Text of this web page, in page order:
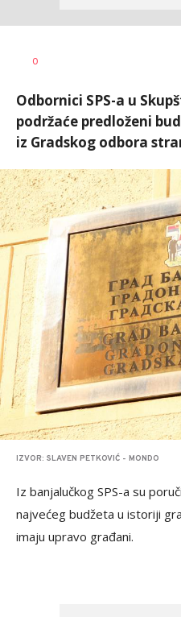
AUTOR
0
Odbornici SPS-a u
podržaće predloženi
iz Gradskog odbora
IZVOR: SLAVEN PETKOVIĆ - MONDO
Iz banjalučkog SPS-a su
najvećeg budžeta u istoriji
imaju upravo građani.